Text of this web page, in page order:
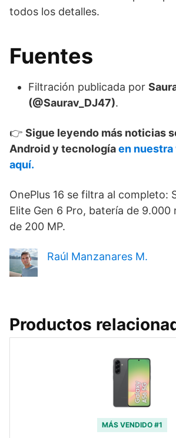
todos los detalles.
Fuentes
Filtración publicada por
(@Saurav_DJ47).
👉 Sigue leyendo más noticias
Android y tecnologíaen
aquí.
OnePlus 16 se filtra al completo:
Elite Gen 6 Pro, batería de 9.000
de 200 MP.
Raúl Manzanares M.
Productos
MÁS VENDIDO #1